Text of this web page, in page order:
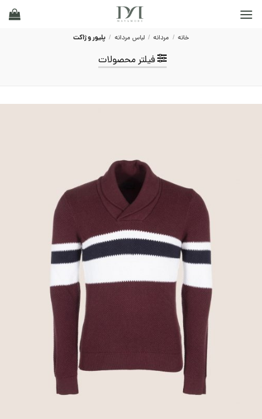
خانه / مردانه / لباس مردانه / پليور و ژاکت
فیلتر محصولات